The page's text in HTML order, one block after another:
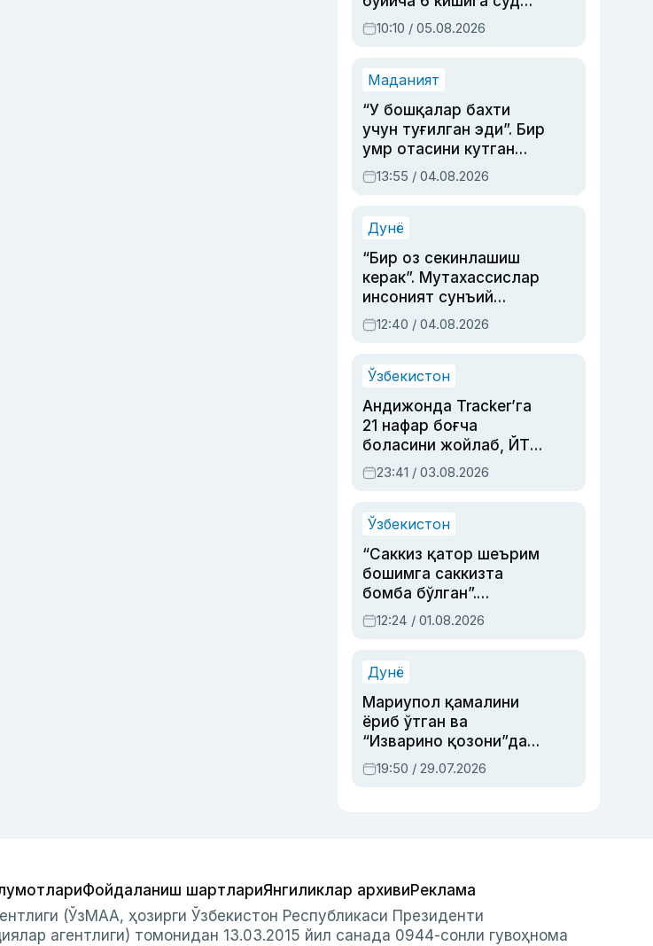
ҳукми ўқилди
10:10 / 05.08.2026
Маданият
“У бошқалар бахти
учун туғилган эди”. Бир
умр отасини кутган
актриса ва дубльяж
устаси Римма
синовларга тўла ҳаёти
13:55 / 04.08.2026
Дунё
“Бир оз секинлашиш
керак”. Мутахассислар
инсоният сунъий
интеллектни бошқара
олмай қолишидан
12:40 / 04.08.2026
Ўзбекистон
Андижонда Tracker’га
21 нафар боғча
боласини жойлаб, ЙТҲ
содир этган аёлга суд
ҳукми ўқилди
23:41 / 03.08.2026
Ўзбекистон
“Саккиз қатор шеърим
бошимга саккизта
бомба бўлган”.
Абдулла Ориповни
сиёсий айбловлардан
12:24 / 01.08.2026
Дунё
Мариупол қамалини
ёриб ўтган ва
“Изварино қозони”дан
чиққан қаҳрамон —
Украина армияси бош
19:50 / 29.07.2026
Фойдаланиш шартлариЯнгиликлар архивиРеклама
(ЎзМАА, ҳозирги Ўзбекистон Республикаси Президенти
агентлиги) томонидан 13.03.2015 йил санада 0944-сонли гувоҳнома